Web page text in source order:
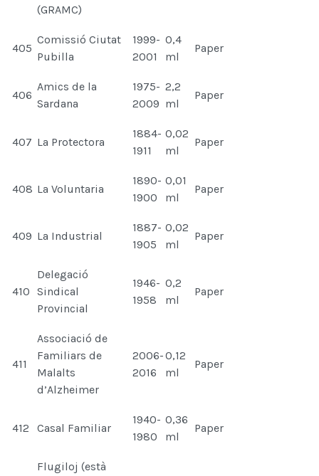
(GRAMC)
405
Comissió Ciutat
Pubilla
1999-
2001
0,4
ml
Paper
406
Amics de la
Sardana
1975-
2009
2,2
ml
Paper
407 La Protectora
1884-
1911
0,02
ml
Paper
408 La Voluntaria
1890-
1900
0,01
ml
Paper
409 La Industrial
1887-
1905
0,02
ml
Paper
410
Delegació
Sindical
Provincial
1946-
1958
0,2
ml
Paper
411
Associació de
Familiars de
Malalts
d’Alzheimer
2006-
2016
0,12
ml
Paper
412 Casal Familiar
1940-
1980
0,36
ml
Paper
Flugiloj (està